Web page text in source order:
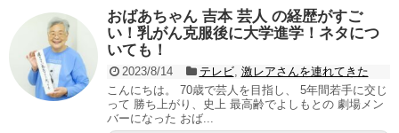
おばあちゃん 吉本 芸人 の経歴がすご
い！乳がん克服後に大学進学！ネタにつ
いても！
2023/8/14 テレビ, 激レアさんを連れてきた
こんにちは。 70歳で芸人を目指し、 5年間若手に交じ
って 勝ち上がり、史上 最高齢でよしもとの 劇場メン
バーになった おば...